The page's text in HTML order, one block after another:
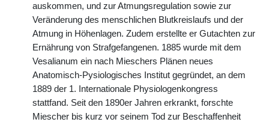
auskommen, und zur Atmungsregulation sowie zur
Veränderung des menschlichen Blutkreislaufs und der
Atmung in Höhenlagen. Zudem erstellte er Gutachten zur
Ernährung von Strafgefangenen. 1885 wurde mit dem
Vesalianum ein nach Mieschers Plänen neues
Anatomisch-Pysiologisches Institut gegründet, an dem
1889 der 1. Internationale Physiologenkongress
stattfand. Seit den 1890er Jahren erkrankt, forschte
Miescher bis kurz vor seinem Tod zur Beschaffenheit